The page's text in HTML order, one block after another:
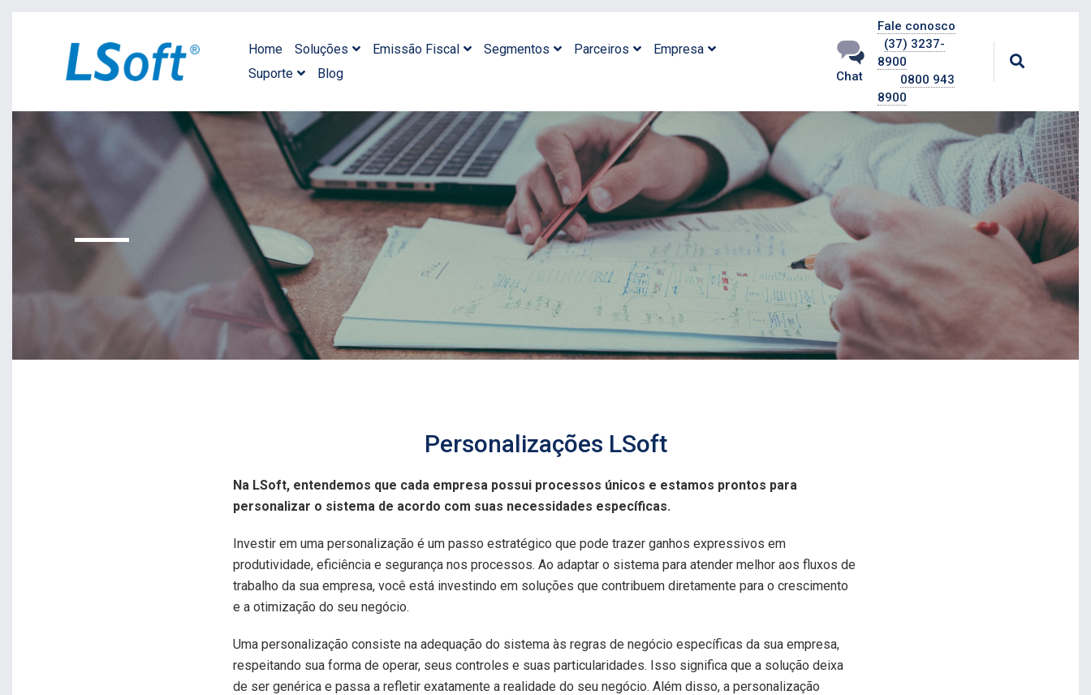
Home Soluções Emissão Fiscal Segmentos Parceiros
Empresa
Suporte
Blog Chat
Fale conosco
(37) 3237-
8900
0800 943
8900
Personalizações LSoft
Na LSoft, entendemos que cada empresa possui processos únicos e estamos prontos para
personalizar o sistema de acordo com suas necessidades específicas.
Investir em uma personalização é um passo estratégico que pode trazer ganhos expressivos em
produtividade, eficiência e segurança nos processos. Ao adaptar o sistema para atender melhor aos fluxos de
trabalho da sua empresa, você está investindo em soluções que contribuem diretamente para o crescimento
e a otimização do seu negócio.
Uma personalização consiste na adequação do sistema às regras de negócio específicas da sua empresa,
respeitando sua forma de operar, seus controles e suas particularidades. Isso significa que a solução deixa
de ser genérica e passa a refletir exatamente a realidade do seu negócio. Além disso, a personalização